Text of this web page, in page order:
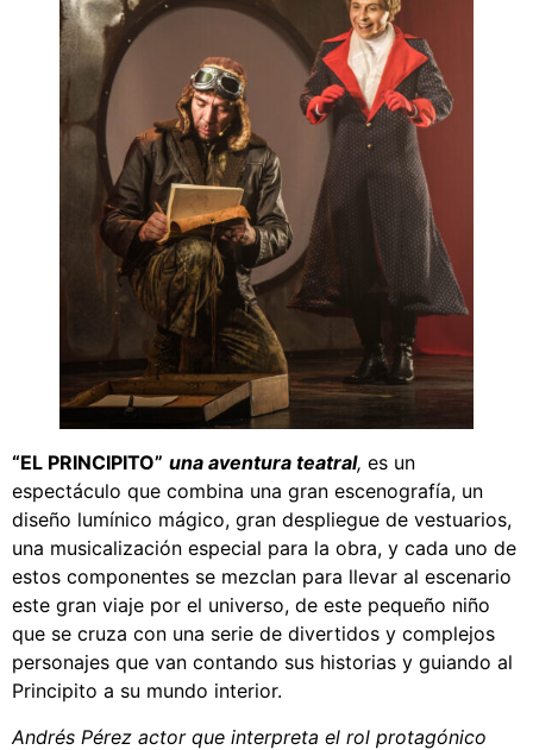
“EL PRINCIPITO” una aventura teatral, es un
espectáculo que combina una gran escenografía, un
diseño lumínico mágico, gran despliegue de vestuarios,
una musicalización especial para la obra, y cada uno de
estos componentes se mezclan para llevar al escenario
este gran viaje por el universo, de este pequeño niño
que se cruza con una serie de divertidos y complejos
personajes que van contando sus historias y guiando al
Principito a su mundo interior.
Andrés Pérez actor que interpreta el rol protagónico